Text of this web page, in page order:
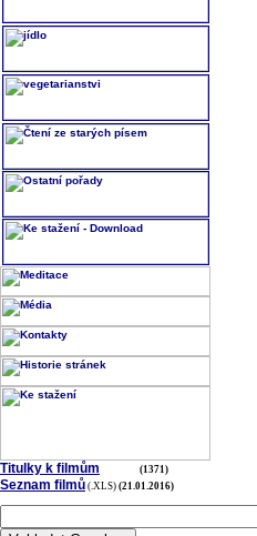
Titulky k filmům (1371)
Seznam filmů (.XLS) (21.01.2016)